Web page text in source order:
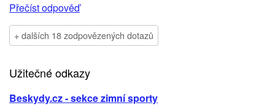
Přečíst odpověď
+ dalších 18 zodpovězených dotazů
Užitečné odkazy
Beskydy.cz - sekce zimní sporty